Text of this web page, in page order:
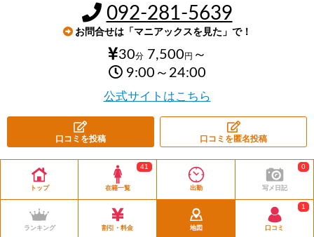
092-281-5639
お問合せは「マニアックスを見た」で！
30分7,500 円 ～
9:00～24:00
公式サイトはこちら
口コミを投稿 口コミを匿名投稿
トップ 在籍一覧
41
出勤 写メ日記
0
ランキング 割引・料金 地図 口コミ
1